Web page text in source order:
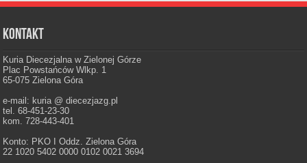
Kontakt
Kuria Diecezjalna w Zielonej Górze
Plac Powstańców Wlkp. 1
65-075 Zielona Góra
e-mail: kuria @ diecezjazg.pl
tel. 68-451-23-30
kom. 728-443-401
Konto: PKO I Oddz. Zielona Góra
22 1020 5402 0000 0102 0021 3694